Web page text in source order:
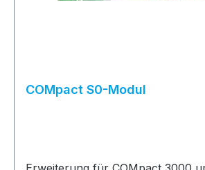
COMpact S0-Modul